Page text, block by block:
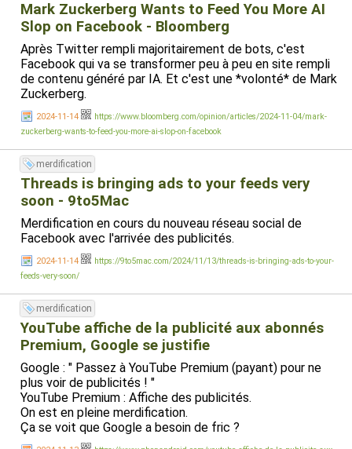
Mark Zuckerberg Wants to Feed You More AI
Slop on Facebook - Bloomberg
Après Twitter rempli majoritairement de bots, c'est
Facebook qui va se transformer peu à peu en site rempli
de contenu généré par IA. Et c'est une *volonté* de Mark
Zuckerberg.
2024-11-14
https://www.bloomberg.com/opinion/articles/2024-11-04/mark-
zuckerberg-wants-to-feed-you-more-ai-slop-on-facebook
merdification
Threads is bringing ads to your feeds very
soon - 9to5Mac
Merdification en cours du nouveau réseau social de
Facebook avec l'arrivée des publicités.
2024-11-14
https://9to5mac.com/2024/11/13/threads-is-bringing-ads-to-your-
feeds-very-soon/
merdification
YouTube affiche de la publicité aux abonnés
Premium, Google se justifie
Google : " Passez à YouTube Premium (payant) pour ne
plus voir de publicités ! "
YouTube Premium : Affiche des publicités.
On est en pleine merdification.
Ça se voit que Google a besoin de fric ?